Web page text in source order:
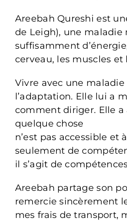
Areebah Qureshi est
de Leigh), une maladie
suffisamment
cerveau, les muscles
Vivre avec une
l’adaptation. Elle lui a
comment diriger. Elle a
quelque chose
n’est pas accessible et
seulement de
il s’agit de
Areebah partage son
remercie sincèrement
mes frais de transport,